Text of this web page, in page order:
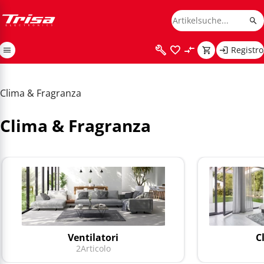
Registro
Clima & Fragranza
Clima & Fragranza
Ventilatori
2Articolo